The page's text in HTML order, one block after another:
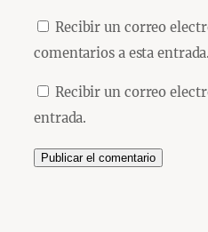
Recibir un correo
comentarios a esta entrada.
Recibir un correo
entrada.